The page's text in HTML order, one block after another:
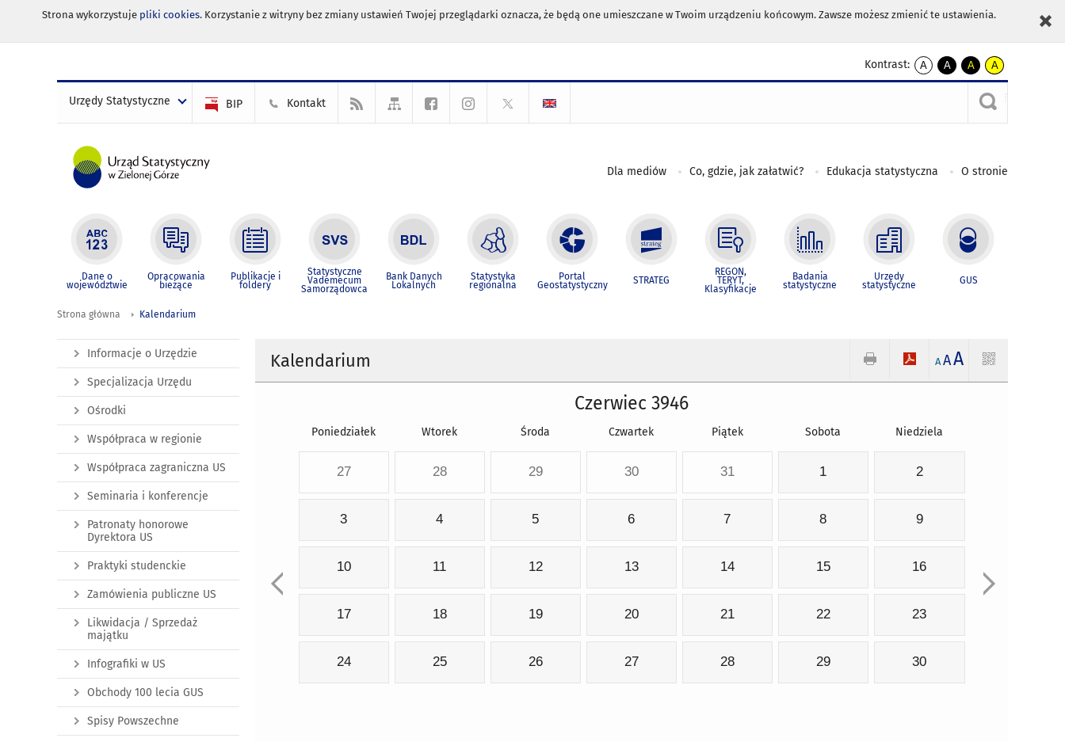
Strona wykorzystuje pliki cookies. Korzystanie z witryny bez zmiany ustawień Twojej przeglądarki oznacza, że będą one umieszczane w Twoim urządzeniu końcowym. Zawsze możesz zmienić te ustawienia.
Kontrast:
A
kontrast
A
kontrast
czarnym
A
kontrast
żółty
tekst
czarnym
A
kontrast
czarny
tekst
żółtym
Urzędy Statystyczne BIP Kontakt
Dla mediów Co, gdzie, jak załatwić? Edukacja statystyczna O stronie
Dane o
województwie
Opracowania
bieżące
Publikacje i
foldery
Statystyczne
Vademecum
Samorządowca
Bank Danych
Lokalnych
Statystyka
regionalna
Portal
Geostatystyczny STRATEG
REGON,
TERYT,
Klasyfikacje
Badania
statystyczne
Urzędy
statystyczne GUS
Strona główna Kalendarium
Kalendarium A AA
Czerwiec 3946
Poniedziałek Wtorek Środa Czwartek Piątek Sobota Niedziela
27 28 29 30 31 1 2
3 4 5 6 7 8 9
10 11 12 13 14 15 16
17 18 19 20 21 22 23
24 25 26 27 28 29 30
Informacje o Urzędzie
Specjalizacja Urzędu
Ośrodki
Współpraca w regionie
Współpraca zagraniczna US
Seminaria i konferencje
Patronaty honorowe
Dyrektora US
Praktyki studenckie
Zamówienia publiczne US
Likwidacja / Sprzedaż
majątku
Infografiki w US
Obchody 100 lecia GUS
Spisy Powszechne